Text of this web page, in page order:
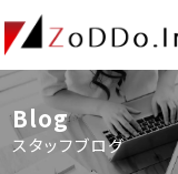
Blog
スタッフブログ